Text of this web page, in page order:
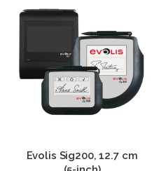
Evolis Sig200, 12.7 cm